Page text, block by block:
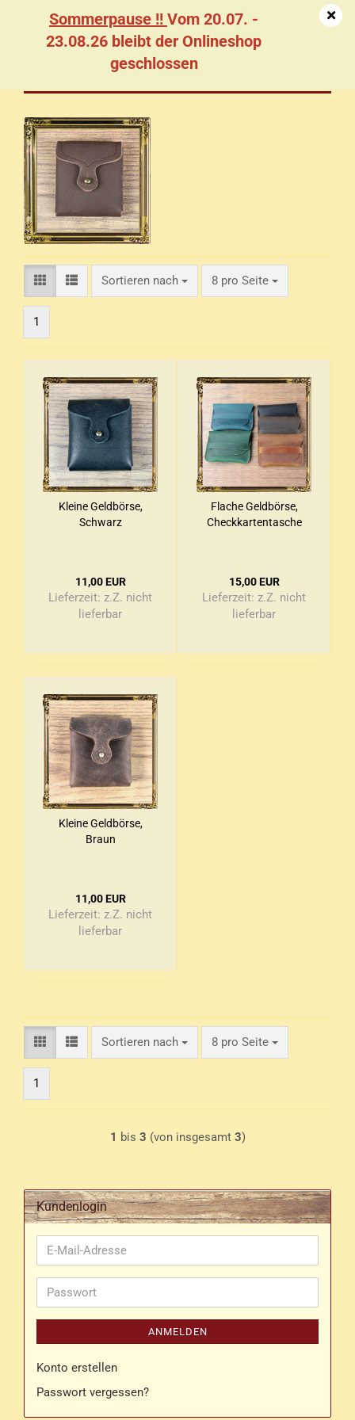
Sommerpause !! Vom 20.07. -
23.08.26 bleibt der Onlineshop
geschlossen
Kleine Geldtaschen
Sortieren nach
Sortieren nach 8 pro Seite
pro Seite
1
Klei­ne Geld­bör­se,
Schwarz
11,00 EUR
Lieferzeit: z.Z. nicht
lieferbar
Fla­che Geld­bör­se,
Check­kar­ten­ta­sche
15,00 EUR
Lieferzeit: z.Z. nicht
lieferbar
Klei­ne Geld­bör­se,
Braun
11,00 EUR
Lieferzeit: z.Z. nicht
lieferbar
Sortieren nach
Sortieren nach 8 pro Seite
pro Seite
1
1 bis 3 (von insgesamt 3)
Kundenlogin
E-
Mail-
Passwort
ANMELDEN
Konto erstellen
Passwort vergessen?